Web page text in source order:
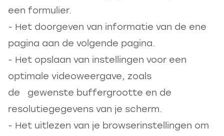
een formulier.
- Het doorgeven van informatie van de ene
pagina aan de volgende pagina.
- Het opslaan van instellingen voor een
optimale videoweergave, zoals
de gewenste buffergrootte en de
resolutiegegevens van je scherm.
- Het uitlezen van je browserinstellingen om